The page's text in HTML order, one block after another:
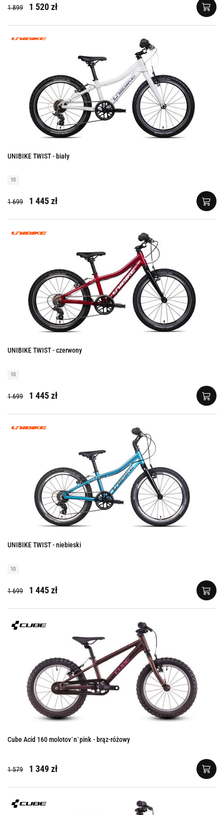
1 899 1 520 zł
UNIBIKE TWIST - biały
10
1 699 1 445 zł
UNIBIKE TWIST - czerwony
10
1 699 1 445 zł
UNIBIKE TWIST - niebieski
10
1 699 1 445 zł
Cube Acid 160 molotov´n´pink - brąz-różowy
1 579 1 349 zł